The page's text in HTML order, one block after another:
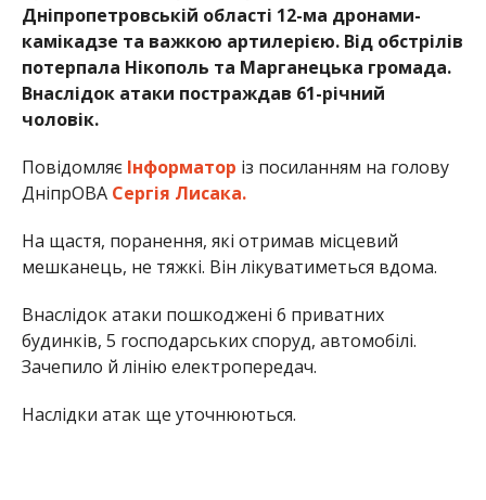
Дніпропетровській області 12-ма дронами-
камікадзе та важкою артилерією. Від обстрілів
потерпала Нікополь та Марганецька громада.
Внаслідок атаки постраждав 61-річний
чоловік.
Повідомляє Інформатор із посиланням на голову
ДніпрОВА Сергія Лисака.
На щастя, поранення, які отримав місцевий
мешканець, не тяжкі. Він лікуватиметься вдома.
Внаслідок атаки пошкоджені 6 приватних
будинків, 5 господарських споруд, автомобілі.
Зачепило й лінію електропередач.
Наслідки атак ще уточнюються.